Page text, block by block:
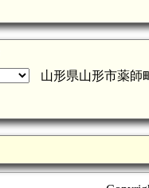
山形県山形市薬師